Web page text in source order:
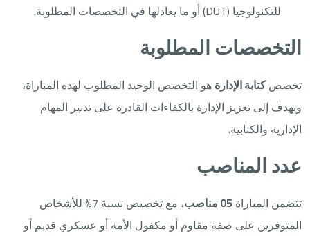
للتكنولوجيا (DUT) أو ما يعادلها في التخصصات المطلوبة.
التخصصات المطلوبة
تخصصكتابة الإدارةهو التخصص الوحيد المطلوب لهذه المباراة،
ويهدف إلى تعزيز الإدارة بالكفاءات القادرة على تدبير المهام
الإدارية والكتابية.
عدد المناصب
تتضمن المباراة 05 مناصب
، مع تخصيص نسبة 7% للأشخاص
المتوفرين على صفة مقاوم أو مكفول الأمة أو عسكري قديم أو